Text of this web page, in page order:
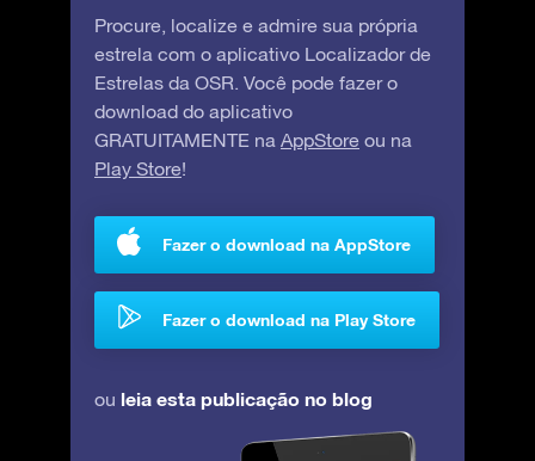
Procure, localize e admire sua própria
estrela com o aplicativo Localizador de
Estrelas da OSR. Você pode fazer o
download do aplicativo
GRATUITAMENTE na AppStore ou na
Play Store!
Fazer o download na AppStore
Fazer o download na Play Store
ou leia esta publicação no blog